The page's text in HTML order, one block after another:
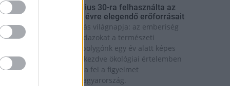
napja - július 30-ra felhasználta az
emberiség a Föld egész évre elegendő erőforrásait
Ma van idén a túlfogyasztás világnapja: az emberiség
használta fel mindazokat a természeti
erőforrásokat, amelyeket bolygónk egy év alatt képes
Ettől a naptól kezdve ökológiai értelemben
már „hitelből élünk” – hívta fel a figyelmet
közleményében a WWF Magyarország.